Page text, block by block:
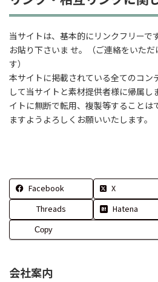
当サイトは、基本的にリンクフリーで
お貼り下さいま せ。（ご連絡をいた
す）
本サイトに掲載されている全てのコン
して当サイトと素材提供者様に帰属し
イトに無断で転用、複製等することは
ますようよろしくお願いいたします。
Facebook X
Threads
Hatena
Copy
会社案内